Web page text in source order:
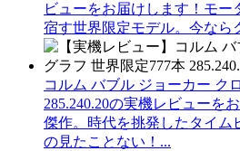
ビューをお届けします！モー
宿す世界限定モデル。今なら
コルム バブル ジョーカー ク
285.240.20の実機レビューを
傑作。時代を挑発したタイム
の見たことない！...